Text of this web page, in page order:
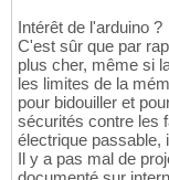
Intérêt de l'arduino ?
C'est sûr que par
plus cher, même si
les limites de la
pour bidouiller et
sécurités contre les
électrique passable,
Il y a pas mal de